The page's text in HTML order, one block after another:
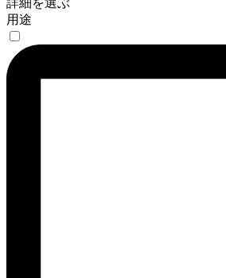
用途